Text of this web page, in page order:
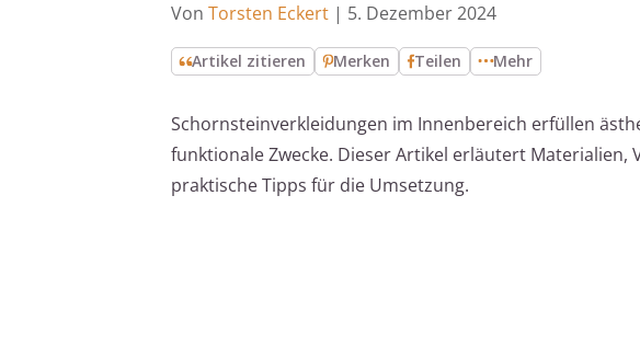
Von Torsten Eckert | 5. Dezember 2024
Artikel zitieren Merken Teilen Mehr
Schornsteinverkleidungen im Innenbereich erfüllen
funktionale Zwecke. Dieser Artikel erläutert Materialien,
praktische Tipps für die Umsetzung.